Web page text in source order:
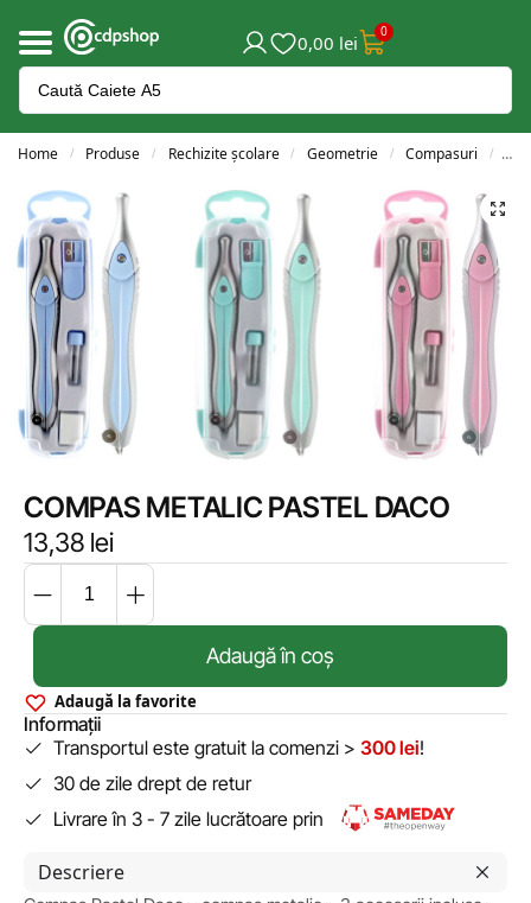
0,00 lei 0
Home / Produse / Rechizite școlare / Geometrie / Compasuri /
COMPAS METALIC PASTEL DACO
13,38 lei
Adaugă în coș
Adaugă la favorite
Informații
Transportul este gratuit la comenzi > 300 lei!
30 de zile drept de retur
Livrare în 3 - 7 zile lucrătoare prin
Descriere